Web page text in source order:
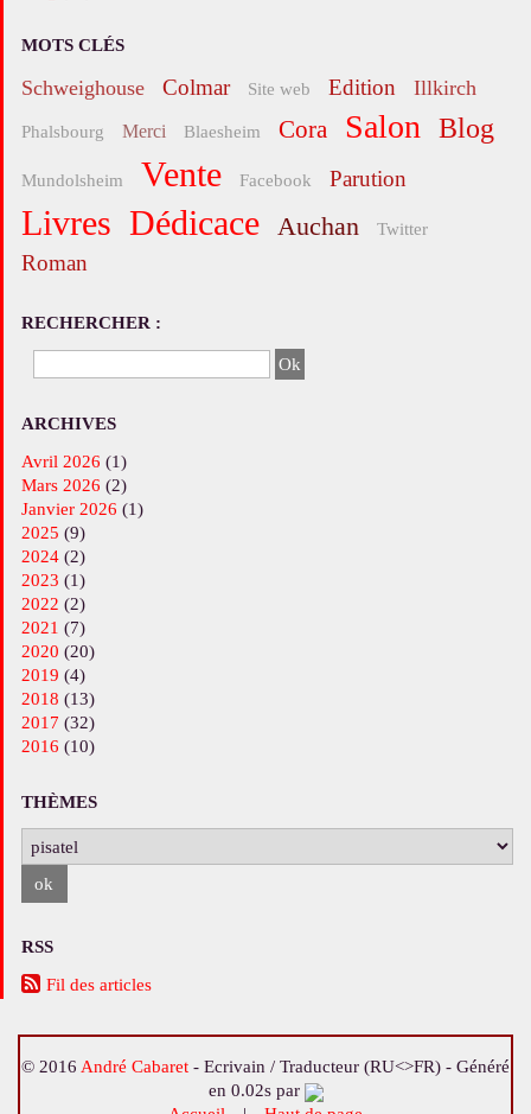
MOTS CLÉS
Schweighouse Colmar site web edition Illkirch
Phalsbourg merci Blaesheim Cora salon blog
Mundolsheim vente facebook parution
livres Dédicace Auchan twitter
roman
RECHERCHER :
ARCHIVES
avril 2026 (1)
mars 2026 (2)
janvier 2026 (1)
2025 (9)
2024(2)
2023 (1)
2022 (2)
2021 (7)
2020 (20)
2019 (4)
2018 (13)
2017 (32)
2016 (10)
THÈMES
RSS
Fil des articles
© 2016 André Cabaret - Ecrivain / Traducteur (RU<>FR) - Généré
en 0.02s par